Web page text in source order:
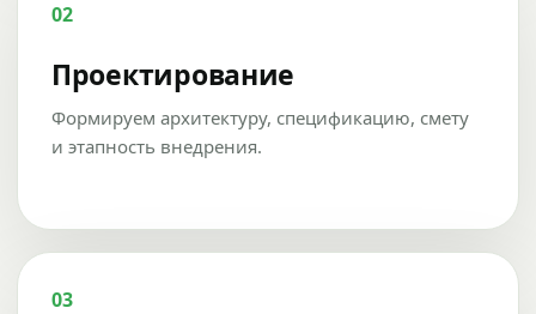
02
Проектирование
Формируем архитектуру, спецификацию, смету
и этапность внедрения.
03